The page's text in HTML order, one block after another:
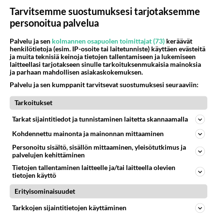
08.08.2026 18:32
Tuusula
mitenkään nätti 🤣🤣🤣🤣🤣
08.08.2026 19:19
Ikävä
Poliisi kiilasi mopoilijan
Ylellä leviää video jossa poliisi pysäyttää rajusti kiilamalla mopo pojan. Toivottavasti poliisi ottaa tuosta mallia myö
715
Vetovoima
08.08.2026 14:24
Ikävä
32
591
Niin kauan tätä
Onko vuotesi menneet hukkaan
09.08.2026 06:20
88
Käviskö tällainen suhde
09.08.2026 17:40
Ikävä
559
Tarvitsemme suostumuksesi tarjotaksemme
personoitua palvelua
Palvelu ja sen kolmannen osapuolen toimittajat (73) keräävät
henkilötietoja (esim. IP-osoite tai laitetunniste) käyttäen evästeitä
ja muita teknisiä keinoja tietojen tallentamiseen ja lukemiseen
laitteellasi tarjotakseen sinulle tarkoituksenmukaisia mainoksia
ja parhaan mahdollisen asiakaskokemuksen.
Palvelu ja sen kumppanit tarvitsevat suostumuksesi seuraaviin:
Tarkoitukset
Tarkat sijaintitiedot ja tunnistaminen laitetta skannaamalla
Kohdennettu mainonta ja mainonnan mittaaminen
Personoitu sisältö, sisällön mittaaminen, yleisötutkimus ja
palvelujen kehittäminen
Tietojen tallentaminen laitteelle ja/tai laitteella olevien
tietojen käyttö
Erityisominaisuudet
Tarkkojen sijaintitietojen käyttäminen